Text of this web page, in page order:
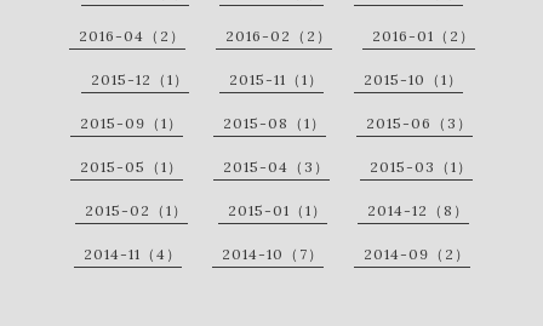
2016-04（2） 2016-02（2） 2016-01（2）
2015-12（1） 2015-11（1） 2015-10（1）
2015-09（1） 2015-08（1） 2015-06（3）
2015-05（1） 2015-04（3） 2015-03（1）
2015-02（1） 2015-01（1） 2014-12（8）
2014-11（4） 2014-10（7） 2014-09（2）